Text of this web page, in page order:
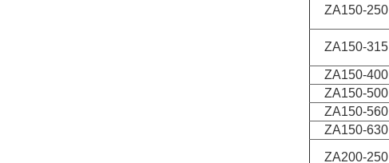
ZA150-250
ZA150-315
ZA150-400
ZA150-500
ZA150-560
ZA150-630
ZA200-250